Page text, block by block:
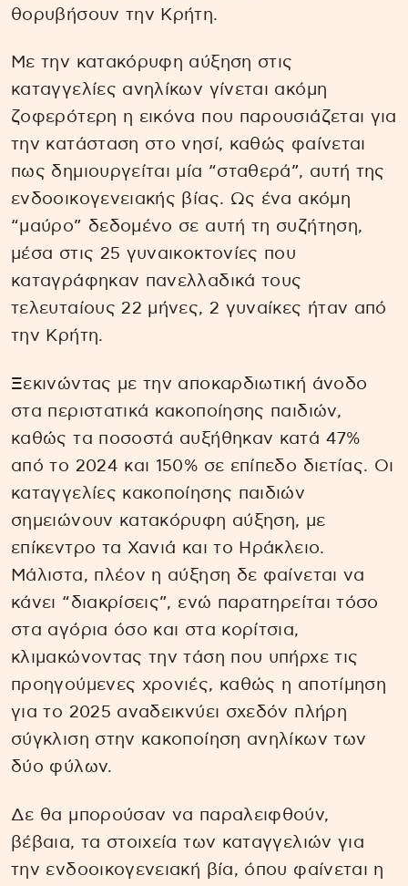
θορυβήσουν την Κρήτη.
Με την κατακόρυφη αύξηση στις
καταγγελίες ανηλίκων γίνεται ακόμη
ζοφερότερη η εικόνα που παρουσιάζεται για
την κατάσταση στο νησί, καθώς φαίνεται
πως δημιουργείται μία “σταθερά”, αυτή της
ενδοοικογενειακής βίας. Ως ένα ακόμη
“μαύρο” δεδομένο σε αυτή τη συζήτηση,
μέσα στις 25 γυναικοκτονίες που
καταγράφηκαν πανελλαδικά τους
τελευταίους 22 μήνες, 2 γυναίκες ήταν από
την Κρήτη.
Ξεκινώντας με την αποκαρδιωτική άνοδο
στα περιστατικά κακοποίησης παιδιών,
καθώς τα ποσοστά αυξήθηκαν κατά 47%
από το 2024 και 150% σε επίπεδο διετίας. Οι
καταγγελίες κακοποίησης παιδιών
σημειώνουν κατακόρυφη αύξηση, με
επίκεντρο τα Χανιά και το Ηράκλειο.
Μάλιστα, πλέον η αύξηση δε φαίνεται να
κάνει “διακρίσεις”, ενώ παρατηρείται τόσο
στα αγόρια όσο και στα κορίτσια,
κλιμακώνοντας την τάση που υπήρχε τις
προηγούμενες χρονιές, καθώς η αποτίμηση
για το 2025 αναδεικνύει σχεδόν πλήρη
σύγκλιση στην κακοποίηση ανηλίκων των
δύο φύλων.
Δε θα μπορούσαν να παραλειφθούν,
βέβαια, τα στοιχεία των καταγγελιών για
την ενδοοικογενειακή βία, όπου φαίνεται η